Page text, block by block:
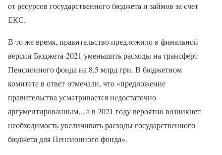
от ресурсов государственного бюджета и займов за счет
ЕКС.
В то же время, правительство предложило в финальной
версии Бюджета-2021 уменьшить расходы на трансферт
Пенсионного фонда на 8,5 млрд грн. В бюджетном
комитете в ответ отмечали, что «предложение
правительства усматривается недостаточно
аргументированным,.. а в 2021 году вероятно возникнет
необходимость увеличивать расходы государственного
бюджета для Пенсионного фонда».